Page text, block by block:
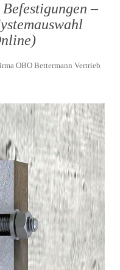
–
OBO Bettermann Vertrieb